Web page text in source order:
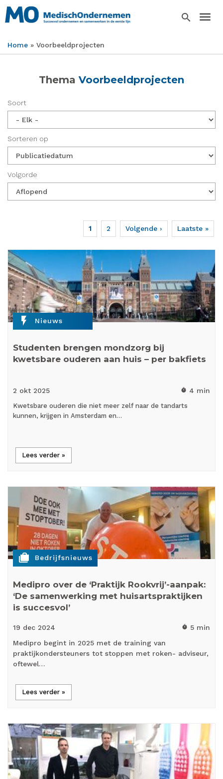
Overslaan
en
inhoud
search
Home Voorbeeldprojecten
Thema Voorbeeldprojecten
Soort
Sorteren op
Volgorde
Huidige
pagina
1 Page
2
Volgende
pagina
Volgende ›
Laatste
pagina
Laatste »
flash_on Nieuws
Studenten brengen mondzorg bij
kwetsbare ouderen aan huis – per bakfiets
2 okt 2025 timer 4 min
Kwetsbare ouderen die niet meer zelf naar de tandarts
kunnen, krijgen in Amsterdam en…
Lees verder »
cases Bedrijfsnieuws
Medipro over de ‘Praktijk Rookvrij’-aanpak:
‘De samenwerking met huisartspraktijken
is succesvol’
19 dec 2024 timer 5 min
Medipro begint in 2025 met de training van
praktijkondersteuners tot stoppen met roken- adviseur,
oftewel…
Lees verder »